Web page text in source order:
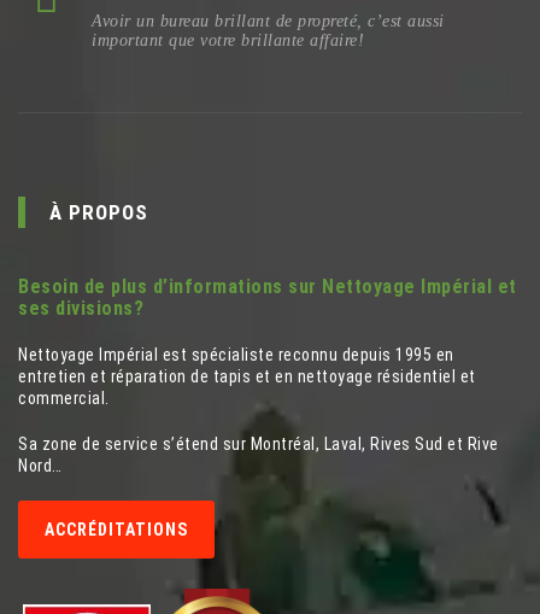
Avoir un bureau brillant de propreté, c’est aussi
important que votre brillante affaire!
À PROPOS
Besoin de plus d’informations sur Nettoyage Impérial et
ses divisions?
Nettoyage Impérial est spécialiste reconnu depuis 1995 en
entretien et réparation de tapis et en nettoyage résidentiel et
commercial.
Sa zone de service s’étend sur Montréal, Laval, Rives Sud et Rive
Nord…
ACCRÉDITATIONS